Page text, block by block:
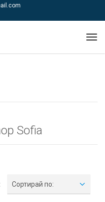
Sofia
Сортирай по: